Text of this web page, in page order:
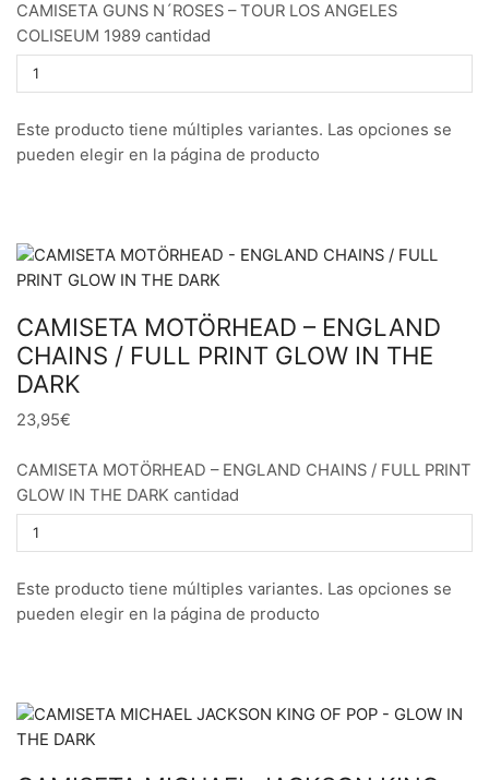
CAMISETA GUNS N´ROSES – TOUR LOS ANGELES
COLISEUM 1989 cantidad
Este producto tiene múltiples variantes. Las opciones se
pueden elegir en la página de producto
CAMISETA MOTÖRHEAD – ENGLAND
CHAINS / FULL PRINT GLOW IN THE
DARK
23,95€
CAMISETA MOTÖRHEAD – ENGLAND CHAINS / FULL PRINT
GLOW IN THE DARK cantidad
Este producto tiene múltiples variantes. Las opciones se
pueden elegir en la página de producto